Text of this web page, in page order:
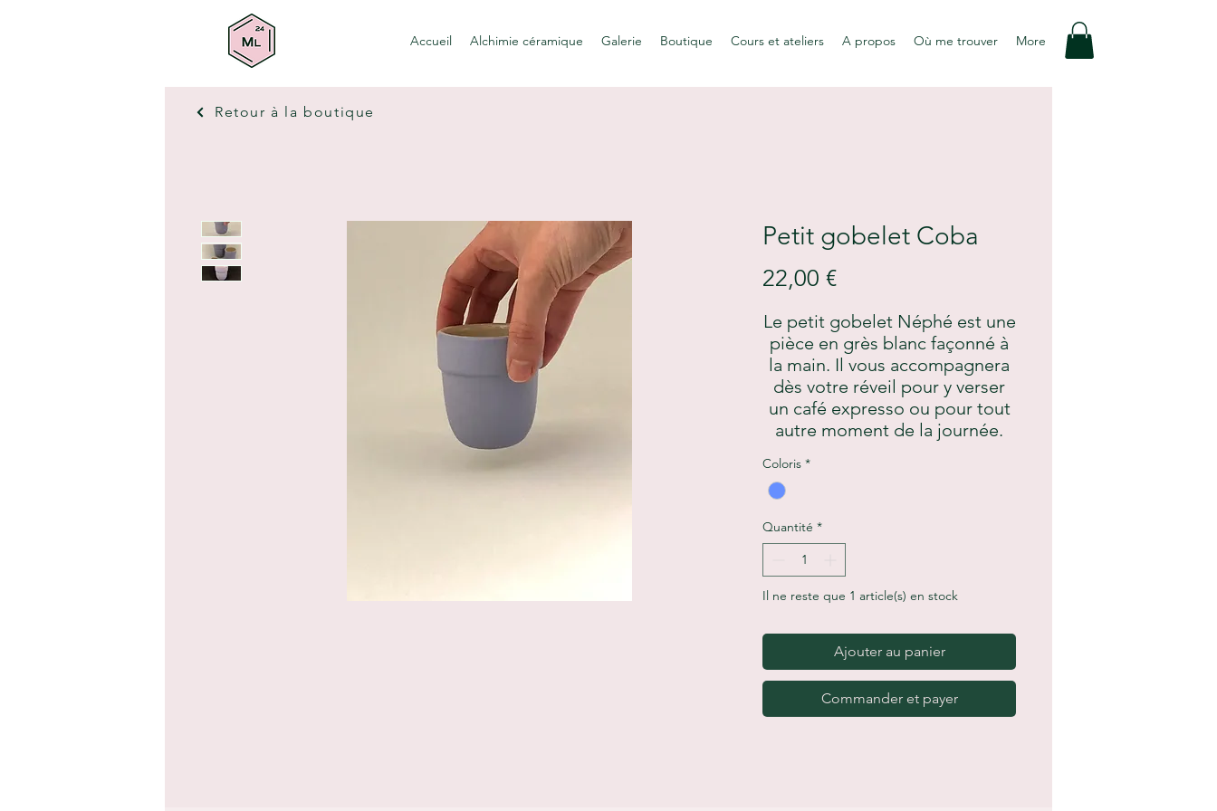
Accueil Alchimie céramique Galerie Boutique Cours et ateliers A propos Où me trouver More
Petit gobelet Coba
22,00 €Prix
Le petit gobelet Néphé est une
pièce en grès blanc façonné à
la main. Il vous accompagnera
dès votre réveil pour y verser
un café expresso ou pour tout
autre moment de la journée.
Coloris *
Quantité *
Il ne reste que 1 article(s) en stock
Ajouter au panier
Commander et payer
Retour à la boutique